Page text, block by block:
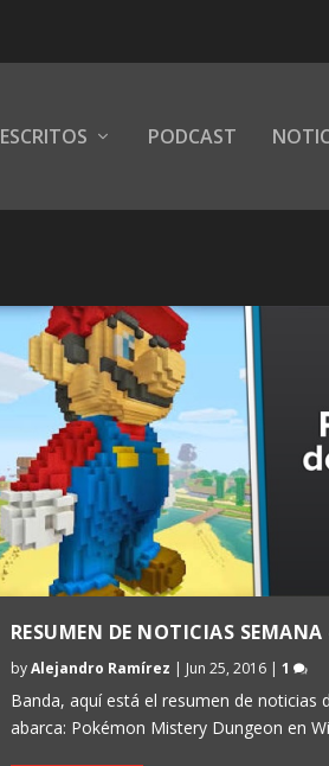
ESCRITOS PODCAST
RESUMEN DE NOTICIAS
byAlejandro Ramírez | Jun 25, 2016| 1
Banda, aquí está el resumen de noticias
abarca: Pokémon Mistery Dungeon en